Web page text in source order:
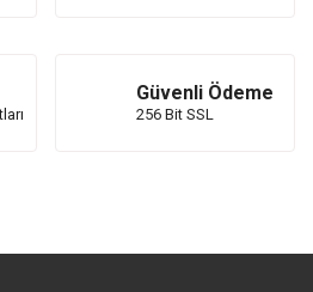
Güvenli Ödeme
256 Bit SSL